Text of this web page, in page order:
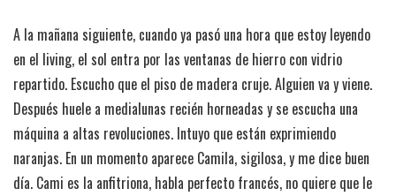
A la mañana siguiente, cuando ya pasó una hora que estoy leyendo
en el living, el sol entra por las ventanas de hierro con vidrio
repartido. Escucho que el piso de madera cruje. Alguien va y viene.
Después huele a medialunas recién horneadas y se escucha una
máquina a altas revoluciones. Intuyo que están exprimiendo
naranjas. En un momento aparece Camila, sigilosa, y me dice buen
día. Cami es la anfitriona, habla perfecto francés, no quiere que le